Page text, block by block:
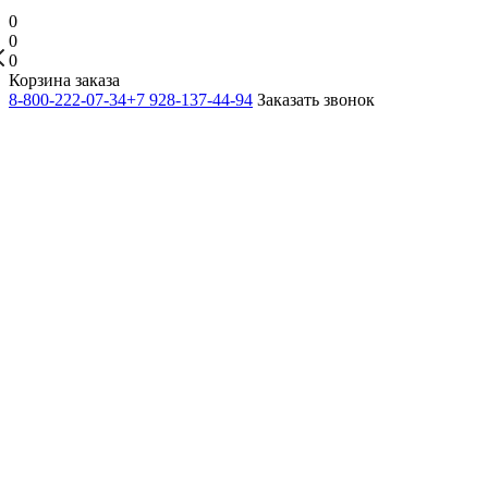
0
0
0
Корзина заказа
8-800-222-07-34+7 928-137-44-94 Заказать звонок